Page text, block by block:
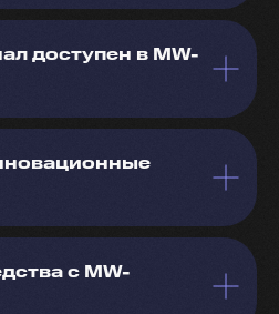
доступен в MW-
с MW-